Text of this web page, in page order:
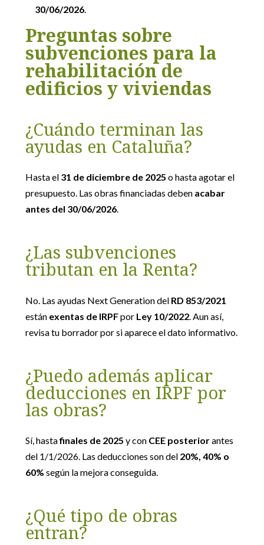
30/06/2026.
Preguntas sobre
subvenciones para la
rehabilitación de
edificios y viviendas
¿Cuándo terminan las
ayudas en Cataluña?
Hasta el 31 de diciembre de 2025 o hasta agotar el
presupuesto. Las obras financiadas deben acabar
antes del 30/06/2026.
¿Las subvenciones
tributan en la Renta?
No. Las ayudas Next Generation del RD 853/2021
están exentas de IRPFpor Ley 10/2022. Aun así,
revisa tu borrador por si aparece el dato informativo.
¿Puedo además aplicar
deducciones en IRPF por
las obras?
Sí, hastafinales de 2025 y con CEE posteriorantes
del 1/1/2026. Las deducciones son del 20%, 40% o
60% según la mejora conseguida.
¿Qué tipo de obras
entran?